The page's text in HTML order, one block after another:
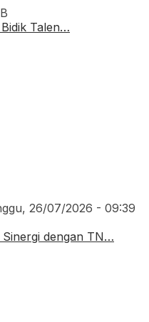
Talen…
26/07/2026 - 09:39
dengan TN…